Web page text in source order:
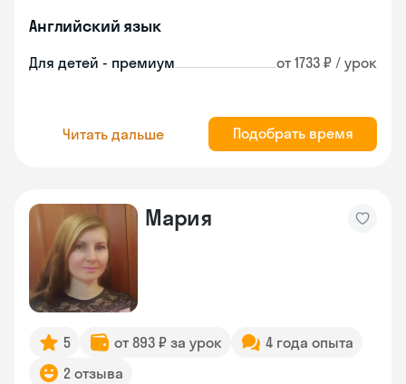
Английский язык
Для детей - премиум от 1733 ₽ / урок
Читать дальше Подобрать время
Мария
5 от 893 ₽ за урок
4 года опыта
2 отзыва